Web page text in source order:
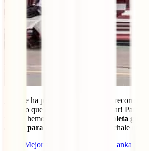
¿Qué te ha parecido esta guía para recorrer
¡Seguro que estás deseando empezar! Para
fácil te hemos preparado esta
completa guía
ayuda para organizar tu viaje
, échale un
Mejor seguro de viaje a Sir Lanka